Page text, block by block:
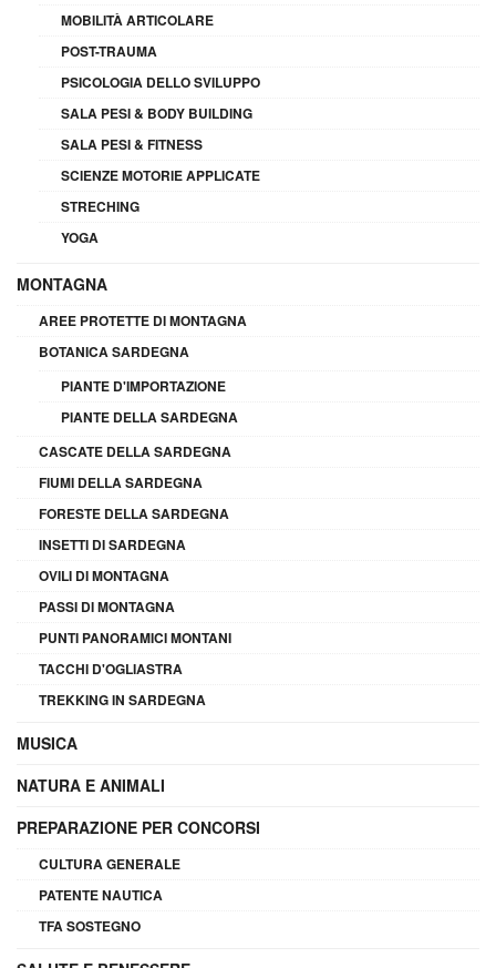
MOBILITÀ ARTICOLARE
POST-TRAUMA
PSICOLOGIA DELLO SVILUPPO
SALA PESI & BODY BUILDING
SALA PESI & FITNESS
SCIENZE MOTORIE APPLICATE
STRECHING
YOGA
MONTAGNA
AREE PROTETTE DI MONTAGNA
BOTANICA SARDEGNA
PIANTE D'IMPORTAZIONE
PIANTE DELLA SARDEGNA
CASCATE DELLA SARDEGNA
FIUMI DELLA SARDEGNA
FORESTE DELLA SARDEGNA
INSETTI DI SARDEGNA
OVILI DI MONTAGNA
PASSI DI MONTAGNA
PUNTI PANORAMICI MONTANI
TACCHI D'OGLIASTRA
TREKKING IN SARDEGNA
MUSICA
NATURA E ANIMALI
PREPARAZIONE PER CONCORSI
CULTURA GENERALE
PATENTE NAUTICA
TFA SOSTEGNO